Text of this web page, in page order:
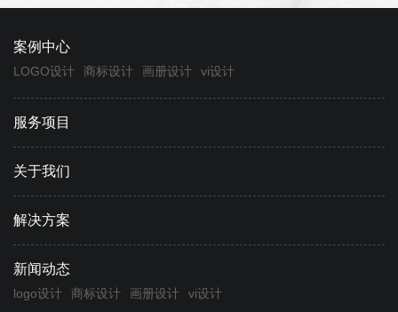
案例中心
LOGO设计 商标设计 画册设计 vi设计
服务项目
关于我们
解决方案
新闻动态
logo设计 商标设计 画册设计 vi设计